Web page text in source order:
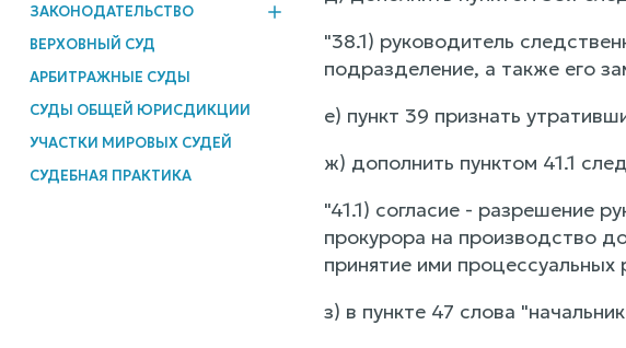
ЗАКОНОДАТЕЛЬСТВО
ВЕРХОВНЫЙ СУД
АРБИТРАЖНЫЕ СУДЫ
СУДЫ ОБЩЕЙ ЮРИСДИКЦИИ
УЧАСТКИ МИРОВЫХ СУДЕЙ
СУДЕБНАЯ ПРАКТИКА
"38.1) руководитель
подразделение, а также его
е) пункт 39 признать
ж) дополнить пунктом 41.1
"41.1) согласие - разрешение
прокурора на производство
принятие ими процессуальных
з) в пункте 47 слова